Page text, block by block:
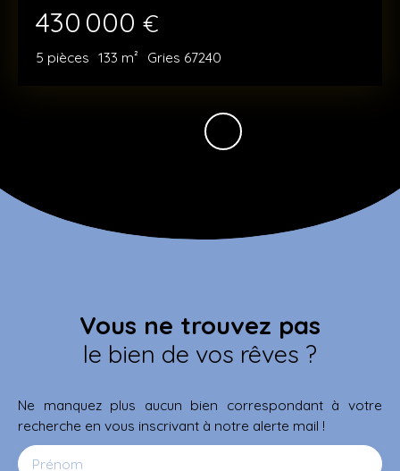
430 000 €
5 pièces 133 m² Gries 67240
Vous ne trouvez pas
le bien de vos rêves ?
Ne manquez plus aucun bien correspondant à votre
recherche en vous inscrivant à notre alerte mail !
Prénom